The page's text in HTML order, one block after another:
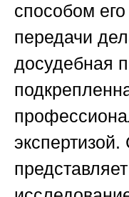
способом
передачи
досудебная